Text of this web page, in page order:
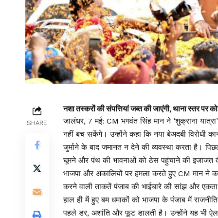
SHARE
नशा तस्करों की संपत्तियां जब्त की जाएंगी, थाना स्तर पर
जालंधर, 7 मई: CM भगवंत सिंह मान ने ‘शुक्राना
नहीं बच सकेंगे। उन्होंने कहा कि नया बेअदबी
जुर्माने के बाद जमानत न देने की व्यवस्था करता है।
घूमने और पंथ की भावनाओं को ठेस पहुंचाने की इजाजत
भाजपा और अकालियों पर हमला करते हुए CM मान ने
करने वाली ताकतें पंजाब की भाईचारे की सांझ और
हाल ही में हुए बम धमाकों को भाजपा के पंजाब में
पहले डर, अशांति और फूट डालती है। उन्होंने यह भी